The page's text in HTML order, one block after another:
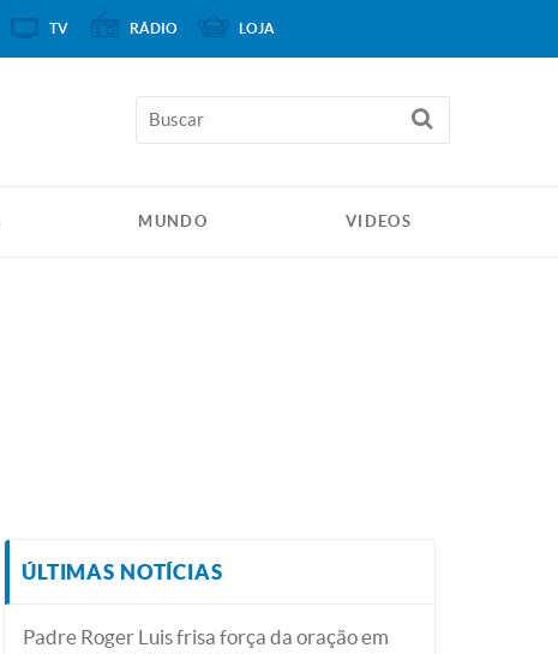
MUNDO VIDEOS
ÚLTIMAS NOTÍCIAS
Padre Roger Luis frisa força da oração em
TV RÁDIO LOJA